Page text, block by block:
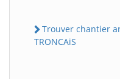
Trouver chantier
TRONCAiS